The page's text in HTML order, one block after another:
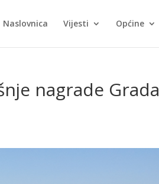
Naslovnica Vijesti Općine
nagrade Grada